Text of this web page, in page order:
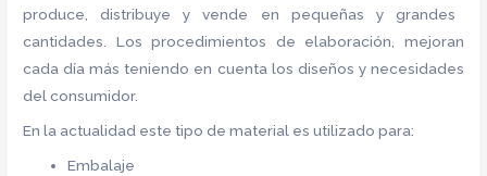
produce, distribuye y vende en pequeñas y grandes
cantidades. Los procedimientos de elaboración, mejoran
cada día más teniendo en cuenta los diseños y necesidades
del consumidor.
En la actualidad este tipo de material es utilizado para:
Embalaje